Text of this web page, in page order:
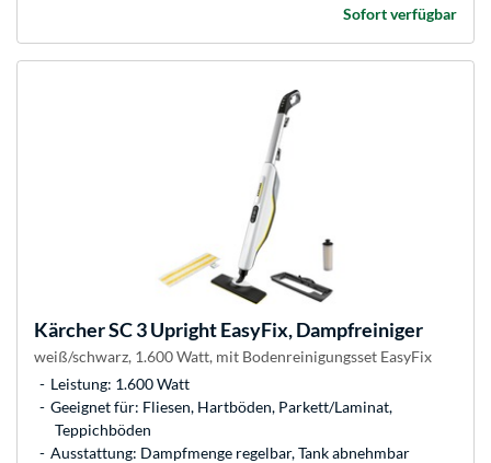
Sofort verfügbar
KärcherSC 3 Upright EasyFix, Dampfreiniger
weiß/schwarz, 1.600 Watt, mit Bodenreinigungsset EasyFix
Leistung: 1.600 Watt
Geeignet für: Fliesen, Hartböden, Parkett/Laminat,
Teppichböden
Ausstattung: Dampfmenge regelbar, Tank abnehmbar